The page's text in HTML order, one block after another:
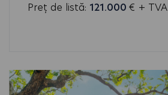
Preț de listă: 121.000 € + TVA